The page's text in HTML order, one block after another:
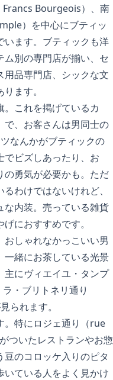
Bourgeois）、南
）を中心にブティッ
ます。ブティックも洋
別の専門店が揃い、セ
品専門店、シックな文
ます。
これを掲げているカ
、お客さんは男同士の
なんかがブティックの
ビズしあったり、お
勇気が必要かも。ただ
わけではないけれど、
内装。売っている雑貨
におすすめです。
しゃれなかっこいい男
緒にお茶している光景
にヴィエイユ・タンプ
・ブリトネリ通り
れます。
。特にロジェ通り（rue
ついたレストランやお惣
のコロッケ入りのピタ
ている人をよく見かけ